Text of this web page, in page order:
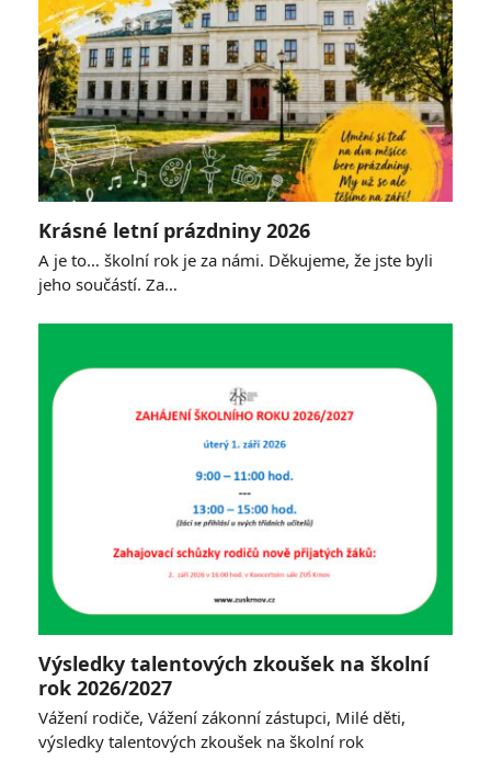
Krásné letní prázdniny 2026
A je to… školní rok je za námi. Děkujeme, že jste byli
jeho součástí. Za…
Výsledky talentových zkoušek na školní
rok 2026/2027
Vážení rodiče, Vážení zákonní zástupci, Milé děti,
výsledky talentových zkoušek na školní rok